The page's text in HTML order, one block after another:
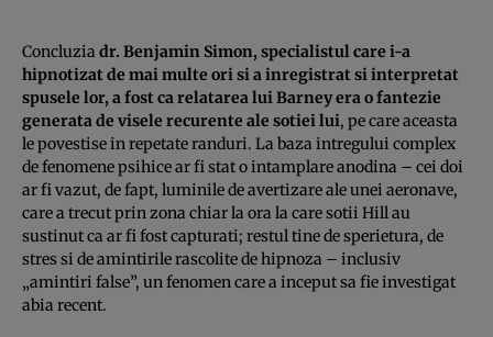
Concluzia dr. Benjamin Simon, specialistul care i-a
hipnotizat de mai multe ori si a inregistrat si interpretat
spusele lor, a fost ca relatarea lui Barney era o fantezie
generata de visele recurente ale sotiei lui, pe care aceasta
le povestise in repetate randuri. La baza intregului complex
de fenomene psihice ar fi stat o intamplare anodina – cei doi
ar fi vazut, de fapt, luminile de avertizare ale unei aeronave,
care a trecut prin zona chiar la ora la care sotii Hill au
sustinut ca ar fi fost capturati; restul tine de sperietura, de
stres si de amintirile rascolite de hipnoza – inclusiv
„amintiri false”, un fenomen care a inceput sa fie investigat
abia recent.